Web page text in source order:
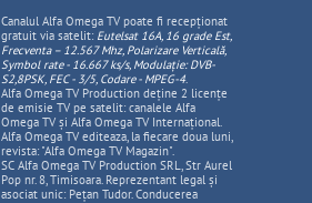
Canalul Alfa Omega TV poate fi recepționat
gratuit via satelit: Eutelsat 16A, 16 grade Est,
Frecventa – 12.567 Mhz, PolarizareVerticală,
Symbol rate - 16.667 ks/s, Modulație: DVB-
S2,8PSK, FEC - 3/5, Codare - MPEG-4.
Alfa Omega TV Production deține 2 licențe
de emisie TV pe satelit: canalele Alfa
Omega TV și Alfa Omega TV Internațional.
Alfa Omega TV editeaza, la fiecare doua luni,
revista: "Alfa Omega TV Magazin".
SC Alfa Omega TV Production SRL, Str Aurel
Pop nr. 8, Timisoara. Reprezentant legal și
asociat unic: Pețan Tudor. Conducerea